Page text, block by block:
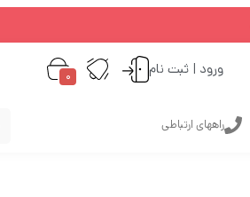
ورود | ثبت نام 0
راههای ارتباطی